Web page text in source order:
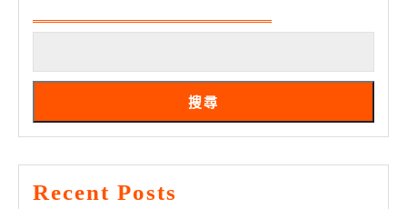
數
金
培
育
計
搜尋
Recent Posts